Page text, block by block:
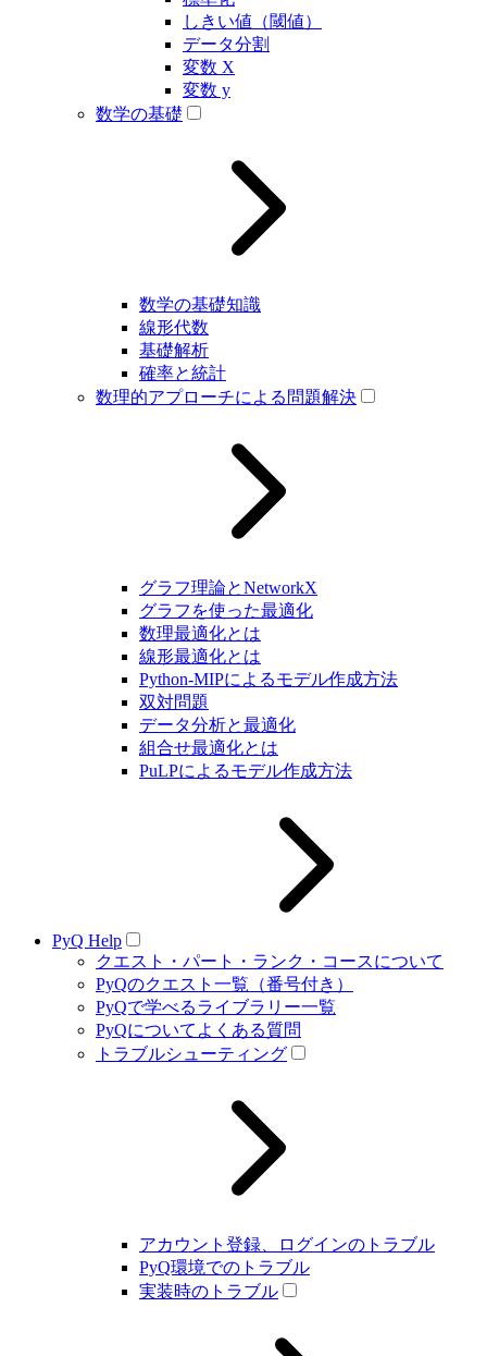
しきい値（閾値）
データ分割
変数 X
変数 y
数学の基礎
数学の基礎知識
線形代数
基礎解析
確率と統計
数理的アプローチによる問題解決
グラフ理論とNetworkX
グラフを使った最適化
数理最適化とは
線形最適化とは
Python-MIPによるモデル作成方法
双対問題
データ分析と最適化
組合せ最適化とは
PuLPによるモデル作成方法
PyQ Help
クエスト・パート・ランク・コースについて
PyQのクエスト一覧（番号付き）
PyQで学べるライブラリー一覧
PyQについてよくある質問
トラブルシューティング
アカウント登録、ログインのトラブル
PyQ環境でのトラブル
実装時のトラブル